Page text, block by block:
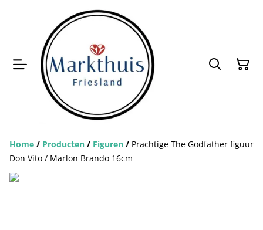
Home / Producten / Figuren / Prachtige The Godfather figuur
Don Vito / Marlon Brando 16cm